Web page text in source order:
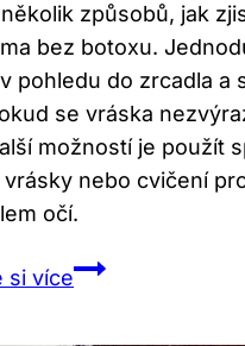
způsobů, jak
bez botoxu.
pohledu do zrcadla a
se vráska
možností je použít
vrásky nebo cvičení
očí.
si víceJak